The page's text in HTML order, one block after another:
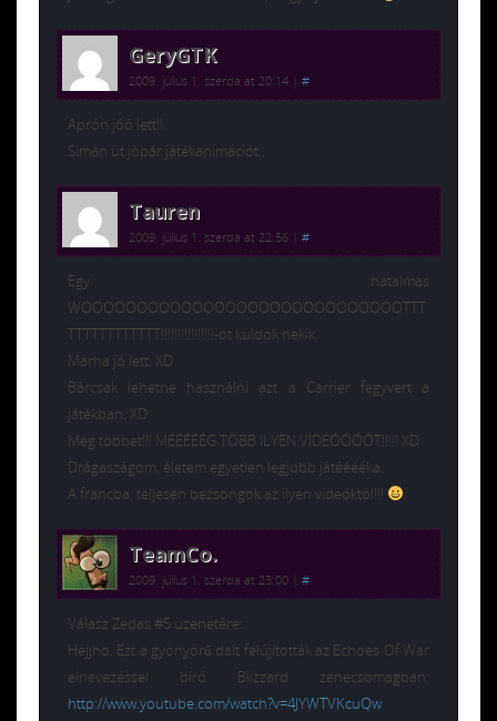
GeryGTK
2009. július 1. szerda at 20:14 #
Aprón jóó lett!!
Simán üt jópár játékanimációt..
Tauren
2009. július 1. szerda at 22:56 #
Egy hatalmas
WOOOOOOOOOOOOOOOOOOOOOOOOOOOOOTTT
TTTTTTTTTTTT!!!!!!!!!!!!!!!!-ot küldök nekik.
Marha jó lett. XD
Bárcsak lehetne használni azt a Carrier fegyvert a
játékban. XD
Még többet!!! MÉÉÉÉÉG TÖBB ILYEN VIDEÓÓÓÓT!!!!! XD
Drágaszágom, életem egyetlen legjobb játééééka.
A francba, teljesen bezsongok az ilyen videóktól!!!
TeamCo.
2009. július 1. szerda at 23:00 #
Válasz Zedas #5 üzenetére:
Hejjho. Ezt a gyönyörű dalt felújították az Echoes Of War
elnevezéssel bíró Blizzard zenecsomagban:
http://www.youtube.com/watch?v=4JYWTVKcuQw